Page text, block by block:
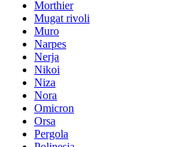
Morthier
Mugat rivoli
Muro
Narpes
Nerja
Nikoi
Niza
Nora
Omicron
Orsa
Pergola